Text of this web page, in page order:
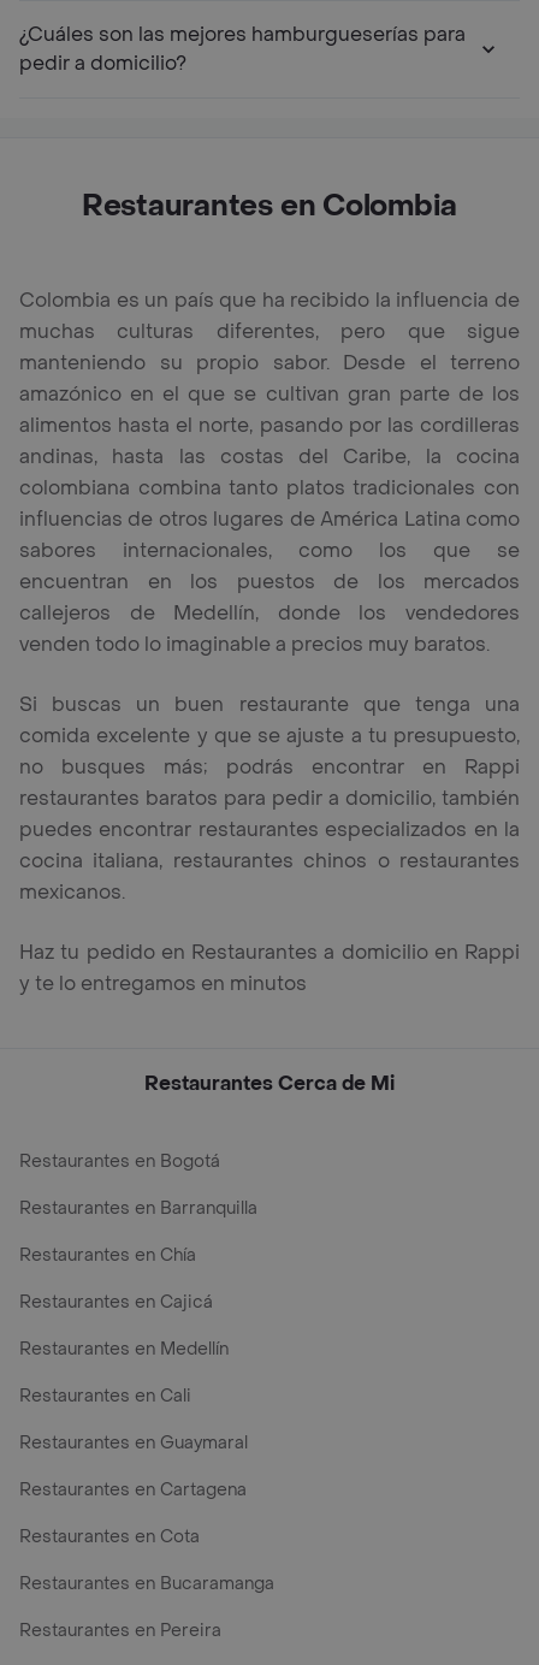
¿Cuáles son las mejores hamburgueserías para
pedir a domicilio?
Restaurantes en Colombia
Colombia es un país que ha recibido la influencia de
muchas culturas diferentes, pero que sigue
manteniendo su propio sabor. Desde el terreno
amazónico en el que se cultivan gran parte de los
alimentos hasta el norte, pasando por las cordilleras
andinas, hasta las costas del Caribe, la cocina
colombiana combina tanto platos tradicionales con
influencias de otros lugares de América Latina como
sabores internacionales, como los que se
encuentran en los puestos de los mercados
callejeros de Medellín, donde los vendedores
venden todo lo imaginable a precios muy baratos.
Si buscas un buen restaurante que tenga una
comida excelente y que se ajuste a tu presupuesto,
no busques más; podrás encontrar en Rappi
restaurantes baratos para pedir a domicilio, también
puedes encontrar restaurantes especializados en la
cocina italiana, restaurantes chinos o restaurantes
mexicanos.
Haz tu pedido en Restaurantes a domicilio en Rappi
y te lo entregamos en minutos
Restaurantes Cerca de Mi
Restaurantes en Bogotá
Restaurantes en Barranquilla
Restaurantes en Chía
Restaurantes en Cajicá
Restaurantes en Medellín
Restaurantes en Cali
Restaurantes en Guaymaral
Restaurantes en Cartagena
Restaurantes en Cota
Restaurantes en Bucaramanga
Restaurantes en Pereira